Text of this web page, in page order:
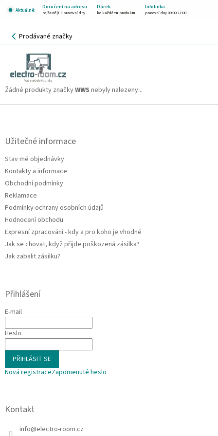
Aktuálně:
Doručení na adresu Dárek Infolinka
nejčastěji 3 pracovní dny ke každému produktu pracovní dny 09:00-17:00
NÁKUPNÍ
KOŠÍK
Prodávané značky
WWS
Žádné produkty značkyWWS nebyly nalezeny...
Z
Užitečné informace
Stav mé objednávky
Kontakty a informace
Obchodní podmínky
Reklamace
Podmínky ochrany osobních údajů
Hodnocení obchodu
Expresní zpracování - kdy a pro koho je vhodné
Jak se chovat, když přijde poškozená zásilka?
Jak zabalit zásilku?
Přihlášení
E-mail
Heslo
PŘIHLÁSIT SE
Nová registraceZapomenuté heslo
Kontakt
info@electro-room.cz